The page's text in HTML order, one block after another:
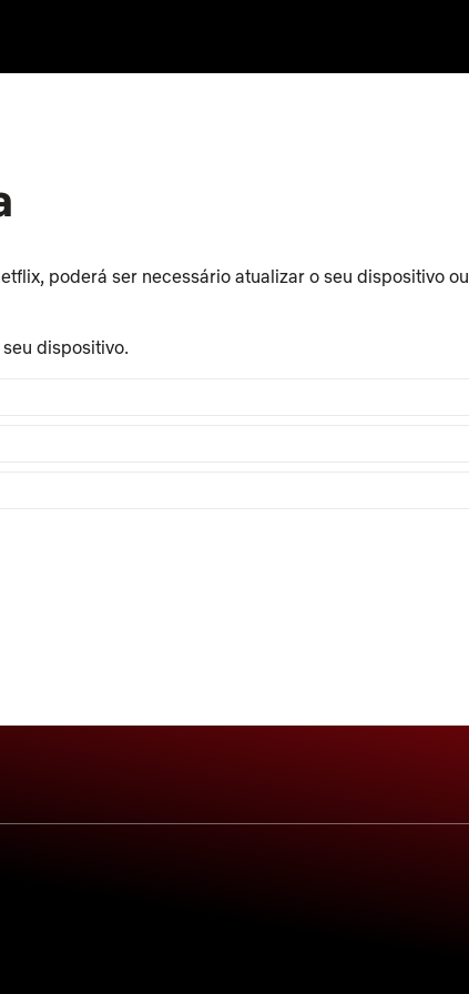
poderá ser necessário atualizar o seu dispositivo ou
dispositivo.